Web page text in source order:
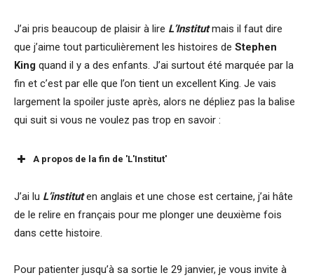
J’ai pris beaucoup de plaisir à lire L’Institutmais il faut dire
que j’aime tout particulièrement les histoires de Stephen
King quand il y a des enfants. J’ai surtout été marquée par la
fin et c’est par elle que l’on tient un excellent King. Je vais
largement la spoiler juste après, alors ne dépliez pas la balise
qui suit si vous ne voulez pas trop en savoir :
A propos de la fin de 'L'Institut'
J’ai lu L’instituten anglais et une chose est certaine, j’ai hâte
de le relire en français pour me plonger une deuxième fois
dans cette histoire.
Pour patienter jusqu’à sa sortie le 29 janvier, je vous invite à